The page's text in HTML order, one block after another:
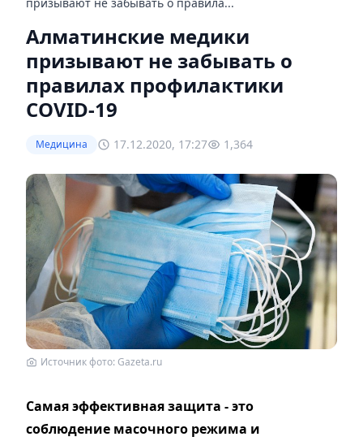
Алматинские медики
призывают не забывать о
правилах профилактики
COVID-19
Медицина 17.12.2020, 17:27 1,364
Источник фото: Gazeta.ru
Самая эффективная защита - это
соблюдение масочного режима и